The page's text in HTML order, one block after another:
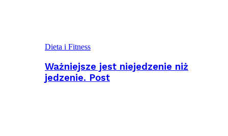
Dieta i Fitness
Ważniejsze jest niejedzenie niż
jedzenie. Post